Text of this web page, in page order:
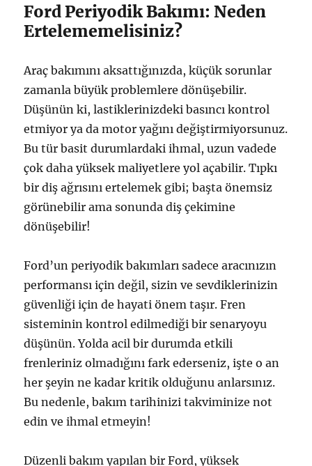
Ford Periyodik Bakımı: Neden
Ertelememelisiniz?
Araç bakımını aksattığınızda, küçük sorunlar
zamanla büyük problemlere dönüşebilir.
Düşünün ki, lastiklerinizdeki basıncı kontrol
etmiyor ya da motor yağını değiştirmiyorsunuz.
Bu tür basit durumlardaki ihmal, uzun vadede
çok daha yüksek maliyetlere yol açabilir. Tıpkı
bir diş ağrısını ertelemek gibi; başta önemsiz
görünebilir ama sonunda diş çekimine
dönüşebilir!
Ford’un periyodik bakımları sadece aracınızın
performansı için değil, sizin ve sevdiklerinizin
güvenliği için de hayati önem taşır. Fren
sisteminin kontrol edilmediği bir senaryoyu
düşünün. Yolda acil bir durumda etkili
frenleriniz olmadığını fark ederseniz, işte o an
her şeyin ne kadar kritik olduğunu anlarsınız.
Bu nedenle, bakım tarihinizi takviminize not
edin ve ihmal etmeyin!
Düzenli bakım yapılan bir Ford, yüksek